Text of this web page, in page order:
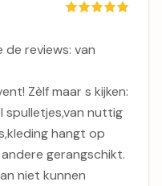
de reviews: van
Zèlf maar s kijken:
spulletjes,van nuttig
hangt op
gerangschikt.
niet kunnen